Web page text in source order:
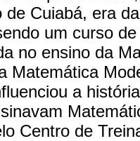
de Cuiabá, era
um curso
no ensino da
Matemática
a
Centro de